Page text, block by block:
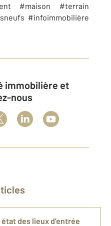
#maison #terrain
#infoimmobilière
nous
des lieux d’entrée